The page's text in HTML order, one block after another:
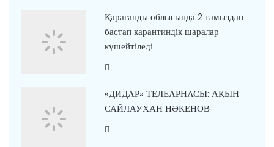
Қарағанды облысында 2 тамыздан
бастап карантиндік шаралар
күшейтіледі
«ДИДАР» ТЕЛЕАРНАСЫ: АҚЫН
САЙЛАУХАН НӘКЕНОВ